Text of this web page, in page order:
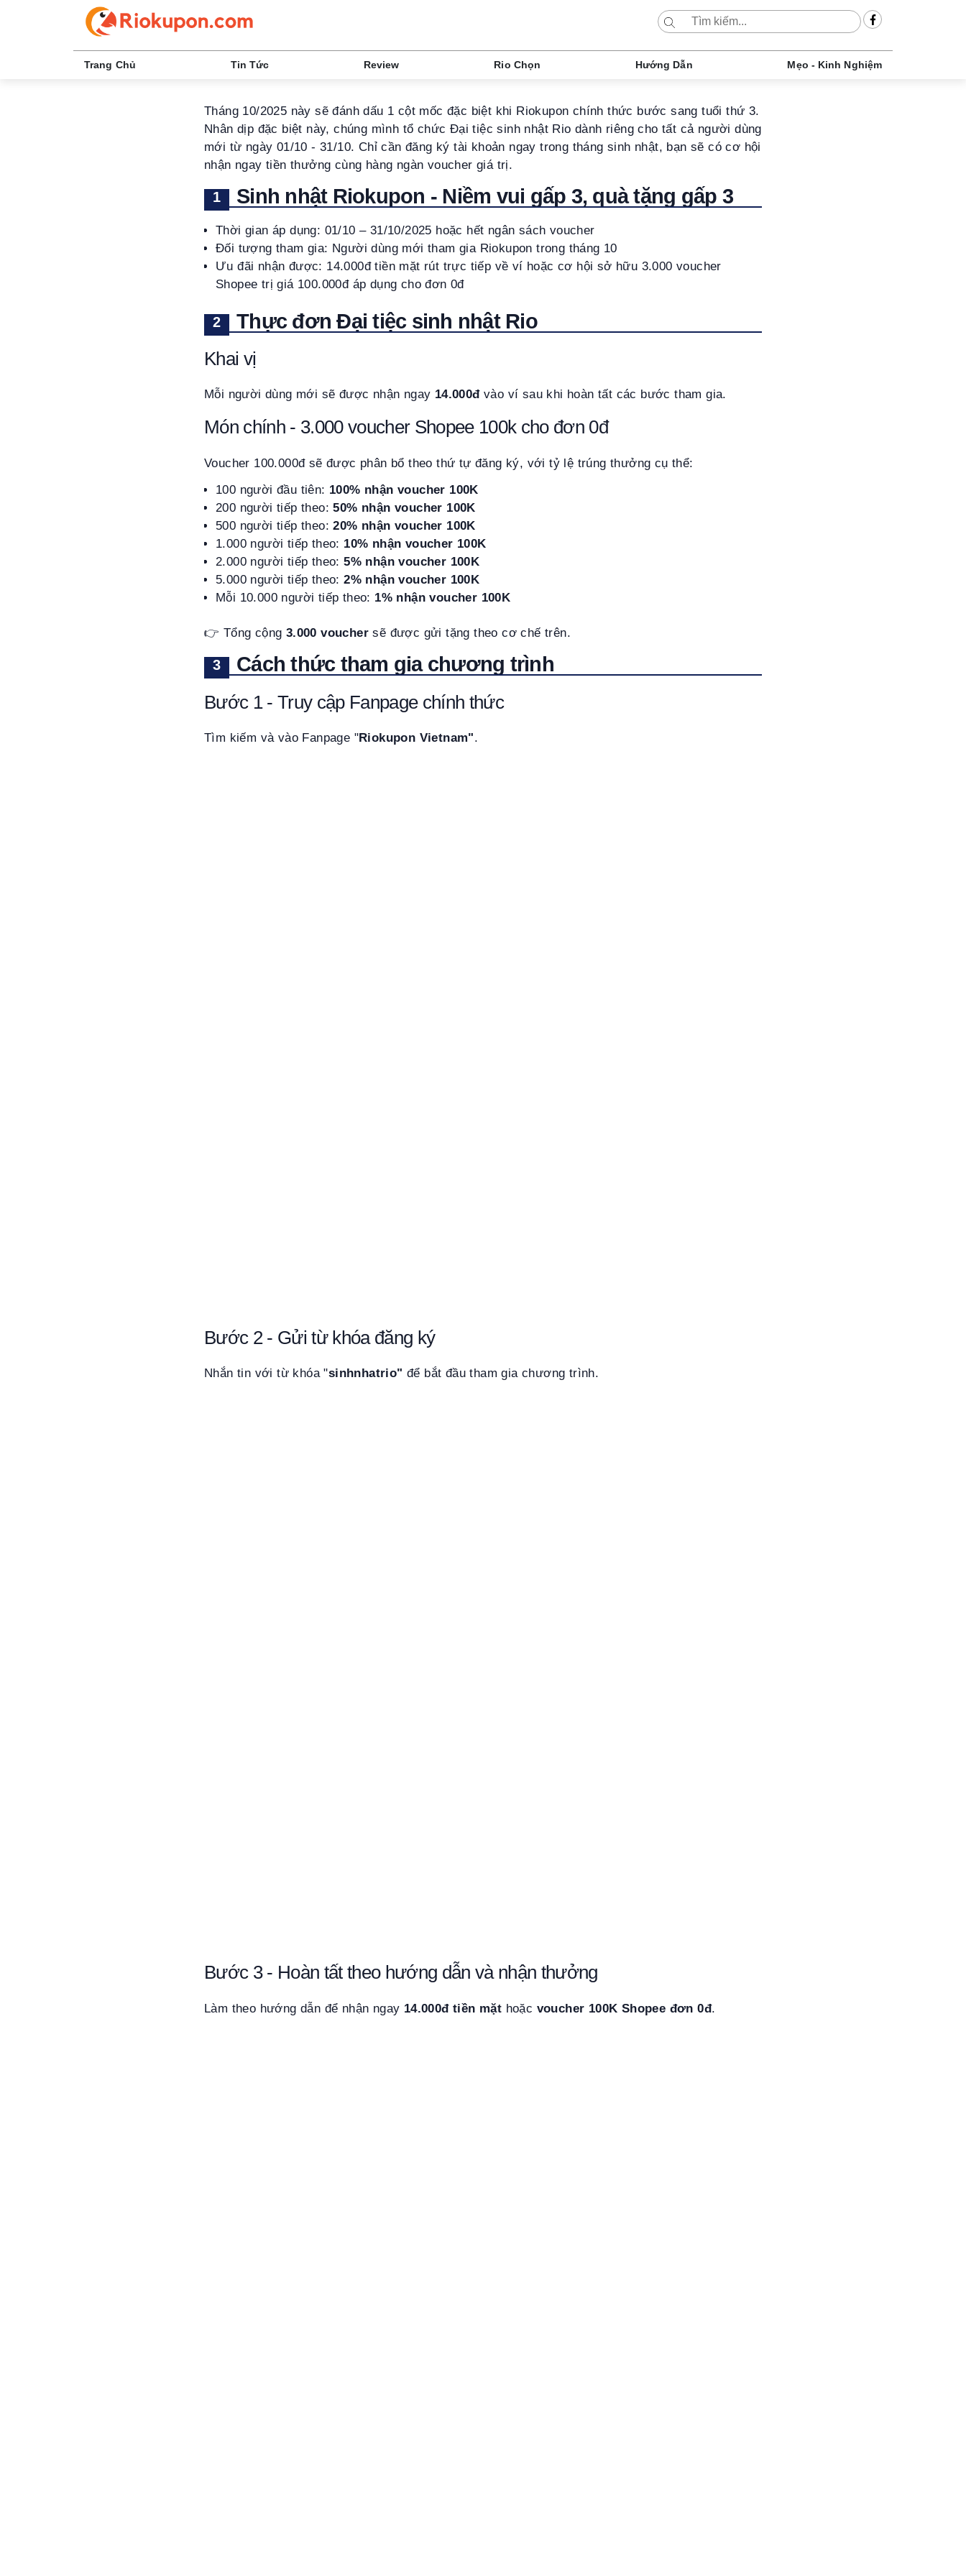
Trang Chủ Tin Tức Review Rio Chọn Hướng Dẫn Mẹo - Kinh Nghiệm
Tháng 10/2025 này sẽ đánh dấu 1 cột mốc đặc biệt khi Riokupon chính thức bước sang tuổi thứ 3.
Nhân dịp đặc biệt này, chúng mình tổ chức Đại tiệc sinh nhật Rio dành riêng cho tất cả người dùng
mới từ ngày 01/10 - 31/10. Chỉ cần đăng ký tài khoản ngay trong tháng sinh nhật, bạn sẽ có cơ hội
nhận ngay tiền thưởng cùng hàng ngàn voucher giá trị.
Sinh nhật Riokupon - Niềm vui gấp 3, quà tặng gấp 3
Thời gian áp dụng: 01/10 – 31/10/2025 hoặc hết ngân sách voucher
Đối tượng tham gia: Người dùng mới tham gia Riokupon trong tháng 10
Ưu đãi nhận được: 14.000đ tiền mặt rút trực tiếp về ví hoặc cơ hội sở hữu 3.000 voucher
Shopee trị giá 100.000đ áp dụng cho đơn 0đ
Thực đơn Đại tiệc sinh nhật Rio
Khai vị
Mỗi người dùng mới sẽ được nhận ngay 14.000đvào ví sau khi hoàn tất các bước tham gia.
Món chính - 3.000 voucher Shopee 100k cho đơn 0đ
Voucher 100.000đ sẽ được phân bổ theo thứ tự đăng ký, với tỷ lệ trúng thưởng cụ thể:
100 người đầu tiên: 100% nhận voucher 100K
200 người tiếp theo:50% nhận voucher 100K
500 người tiếp theo:20% nhận voucher 100K
1.000 người tiếp theo: 10% nhận voucher 100K
2.000 người tiếp theo:5% nhận voucher 100K
5.000 người tiếp theo:2% nhận voucher 100K
Mỗi 10.000 người tiếp theo: 1% nhận voucher 100K
👉 Tổng cộng 3.000 voucher sẽ được gửi tặng theo cơ chế trên.
Cách thức tham gia chương trình
Bước 1 - Truy cập Fanpage chính thức
Tìm kiếm và vào Fanpage "Riokupon Vietnam".
Bước 2 - Gửi từ khóa đăng ký
Nhắn tin với từ khóa "sinhnhatrio" để bắt đầu tham gia chương trình.
Bước 3 - Hoàn tất theo hướng dẫn và nhận thưởng
Làm theo hướng dẫn để nhận ngay 14.000đ tiền mặt hoặc voucher 100K Shopee đơn 0đ.